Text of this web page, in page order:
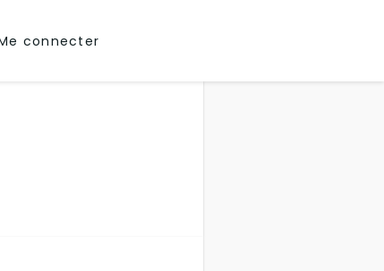
connecter